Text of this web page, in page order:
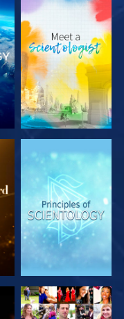
EXPLORAR A
SÉRIE